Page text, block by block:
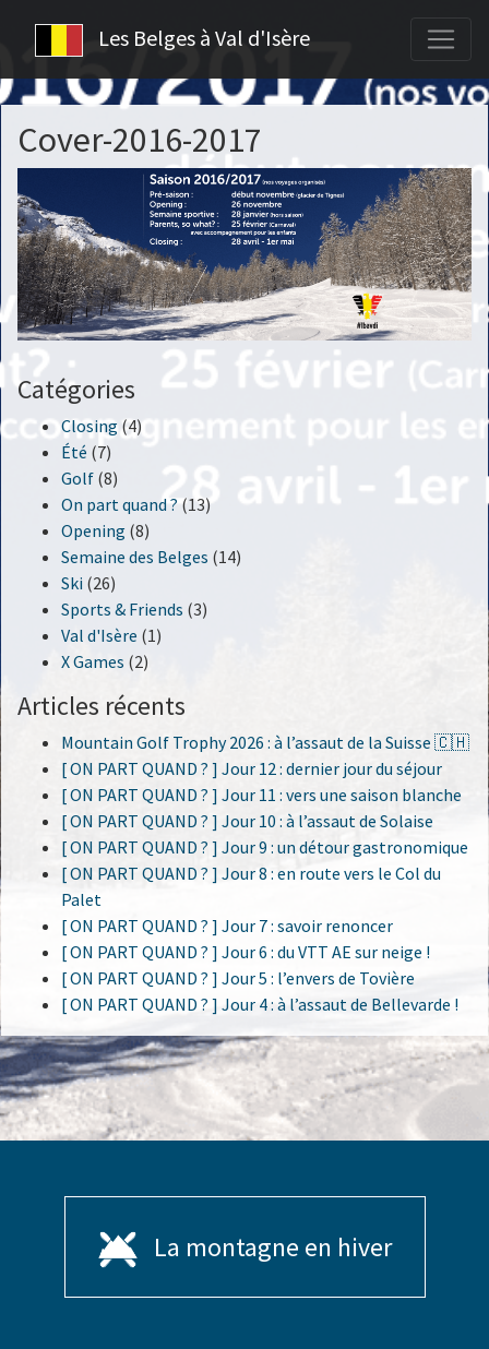
Les Belges à Val d'Isère
Cover-2016-2017
Catégories
Closing (4)
Été (7)
Golf (8)
On part quand ? (13)
Opening (8)
Semaine des Belges (14)
Ski (26)
Sports & Friends (3)
Val d'Isère (1)
X Games (2)
Articles récents
Mountain Golf Trophy 2026 : à l’assaut de la Suisse 🇨🇭
[ ON PART QUAND ? ] Jour 12 : dernier jour du séjour
[ ON PART QUAND ? ] Jour 11 : vers une saison blanche
[ ON PART QUAND ? ] Jour 10 : à l’assaut de Solaise
[ ON PART QUAND ? ] Jour 9 : un détour gastronomique
[ ON PART QUAND ? ] Jour 8 : en route vers le Col du
Palet
[ ON PART QUAND ? ] Jour 7 : savoir renoncer
[ ON PART QUAND ? ] Jour 6 : du VTT AE sur neige !
[ ON PART QUAND ? ] Jour 5 : l’envers de Tovière
[ ON PART QUAND ? ] Jour 4 : à l’assaut de Bellevarde !
La montagne en hiver